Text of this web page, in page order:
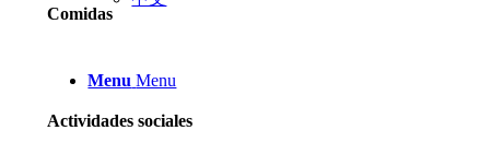
Menu Menu
Comidas
Actividades sociales